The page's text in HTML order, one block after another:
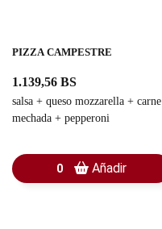
PIZZA CAMPESTRE
1.139,56 BS
salsa + queso mozzarella + carne
mechada + pepperoni
0 Añadir